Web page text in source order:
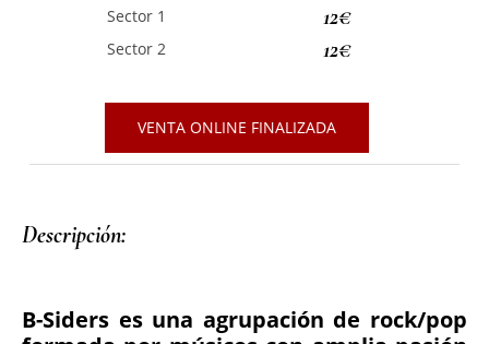
Sector 1 12€
Sector 2 12€
VENTA ONLINE FINALIZADA
Descripción: